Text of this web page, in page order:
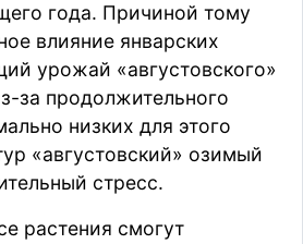
года. Причиной тому
влияние январских
урожай «августовского»
за продолжительного
низких для этого
«августовский» озимый
стресс.
растения смогут